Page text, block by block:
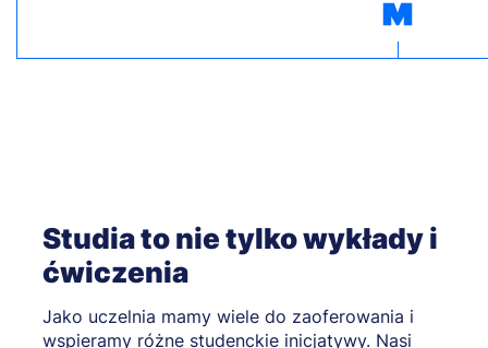
Studia to nie tylko wykłady i
ćwiczenia
Jako uczelnia mamy wiele do zaoferowania i
wspieramy różne studenckie inicjatywy. Nasi